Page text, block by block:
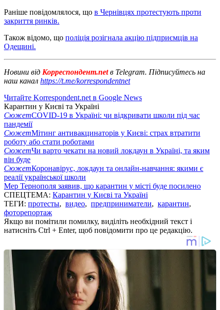
Раніше повідомлялося, що в Чернівцях протестують проти
закриття ринків.
Також відомо, що поліція розігнала акцію підприємців на
Одещині.
Новини від Корреспондент.netв Telegram. Підписуйтесь на
наш канал https://t.me/korrespondentnet
Читайте Korrespondent.net в Google News
Карантин у Києві та Україні
СюжетCOVID-19 в Україні: чи відкривати школи під час
пандемії
СюжетМітинг антивакцинаторів у Києві: страх втратити
роботу або стати роботами
СюжетЧи варто чекати на новий локдаун в Україні, та яким
він буде
СюжетКоронавірус, локдаун та онлайн-навчання: якими є
реалії української школи
Мер Тернополя заявив, що карантин у місті буде посилено
СПЕЦТЕМА: Карантин у Києві та Україні
ТЕГИ: протесты, видео, предприниматели, карантин,
фоторепортаж
Якщо ви помітили помилку, виділіть необхідний текст і
натисніть Ctrl + Enter, щоб повідомити про це редакцію.